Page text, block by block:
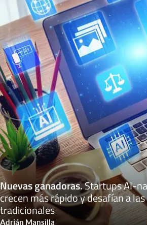
Nuevas ganadoras.Startups AI-
crecen más rápido y desafían a
tradicionales
Adrián Mansilla